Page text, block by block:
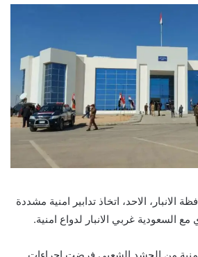
الاحد، اتخاذ تدابير امنية مشددة
السعودية غربي الانبار لدواع امنية.
من الحشد الشعبي فرضت اجراءات